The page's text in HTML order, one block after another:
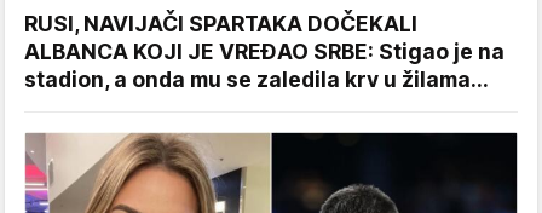
RUSI, NAVIJAČI SPARTAKA DOČEKALI
ALBANCA KOJI JE VREĐAO SRBE: Stigao je na
stadion, a onda mu se zaledila krv u žilama...